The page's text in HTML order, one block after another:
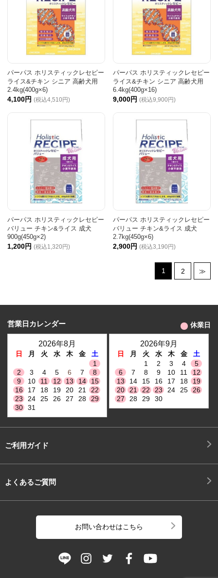
パーパス ホリスティックレセピー
ライス&チキン シニア 高齢犬用
2.4kg(400g×6)
4,100円 (税込4,510円)
パーパス ホリスティックレセピー
ライス&チキン シニア 高齢犬用
6.4kg(400g×16)
9,000円 (税込9,900円)
パーパス ホリスティックレセピー
バリュー チキン&ライス 成犬
900g(450g×2)
1,200円 (税込1,320円)
パーパス ホリスティックレセピー
バリュー チキン&ライス 成犬
2.7kg(450g×6)
2,900円 (税込3,190円)
1 2 ≫
営業日カレンダー 休業日
2026年8月
日 月 火 水 木 金
土
1
2
3 4 5 6 7
8
9
10 11 12 13 14
15
16
17 18 19 20 21
22
23
24 25 26 27 28
29
30
31
2026年9月
日 月 火 水 木 金
土
1
2 3 4
5
6
7 8 9 10 11
12
13
14 15 16 17 18
19
20
21 22 23 24 25
26
27
28 29 30
ご利用ガイド
よくあるご質問
お問い合わせはこちら